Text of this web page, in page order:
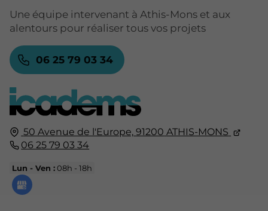
50 Avenue de l'Europe, 91200 ATHIS-MONS
06 25 79 03 34
Lun - Ven :08h - 18h
Une équipe intervenant à Athis-Mons et aux
alentours pour réaliser tous vos projets
06 25 79 03 34